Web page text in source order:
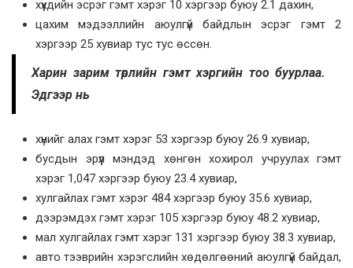
хүүхдийн эсрэг гэмт хэрэг 10 хэргээр буюу 2.1 дахин,
цахим мэдээллийн аюулгүй байдлын эсрэг гэмт 2
хэргээр 25 хувиар тус тус өссөн.
Харин зарим төрлийн гэмт хэргийн тоо буурлаа.
Эдгээр нь
хүнийг алах гэмт хэрэг 53 хэргээр буюу 26.9 хувиар,
бусдын эрүүл мэндэд хөнгөн хохирол учруулах гэмт
хэрэг 1,047 хэргээр буюу 23.4 хувиар,
хулгайлах гэмт хэрэг 484 хэргээр буюу 35.6 хувиар,
дээрэмдэх гэмт хэрэг 105 хэргээр буюу 48.2 хувиар,
мал хулгайлах гэмт хэрэг 131 хэргээр буюу 38.3 хувиар,
авто тээврийн хэрэгслийн хөдөлгөөний аюулгүй байдал,